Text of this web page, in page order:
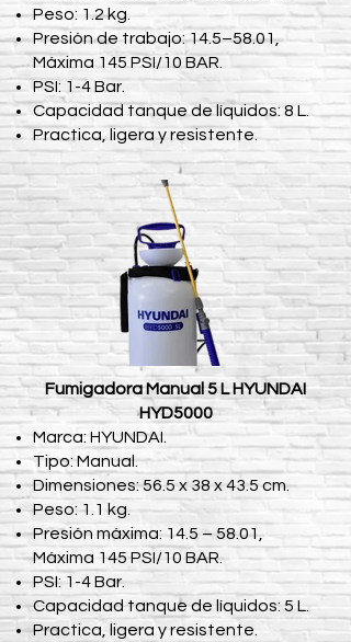
Peso: 1.2 kg.
Presión de trabajo: 14.5–58.01,
Máxima 145 PSI/10 BAR.
PSI: 1-4 Bar.
Capacidad tanque de líquidos: 8 L.
Practica, ligera y resistente.
Fumigadora Manual 5 L HYUNDAI
HYD5000
Marca: HYUNDAI.
Tipo: Manual.
Dimensiones: 56.5 x 38 x 43.5 cm.
Peso: 1.1 kg.
Presión máxima: 14.5 – 58.01,
Máxima 145 PSI/10 BAR.
PSI: 1-4 Bar.
Capacidad tanque de líquidos: 5 L.
Practica, ligera y resistente.